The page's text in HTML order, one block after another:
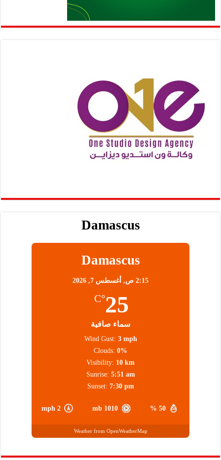
Damascus
Damascus
2:15 ص, أغسطس 7, 2026
25
°C
سماء صافية
50 %
1010 mb
2 mph
Wind Gust: 3 mph
Clouds: 0%
Visibility: 10 km
Sunrise: 5:51 am
Sunset: 7:30 pm
Weather from OpenWeatherMap